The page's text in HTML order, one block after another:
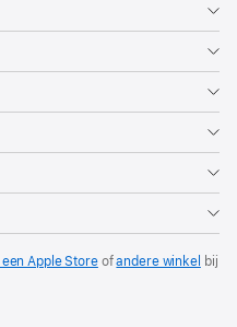
Apple Storeofandere winkel bij